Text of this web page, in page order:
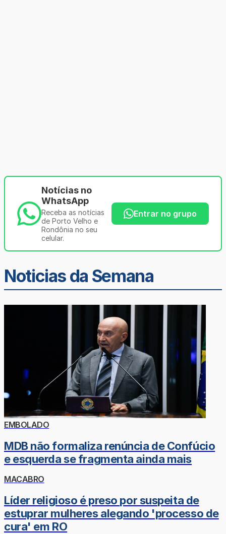
Notícias no
WhatsApp
Receba as notícias
de Porto Velho e
Rondônia no seu
celular.
Entrar no grupo
Noticias da Semana
EMBOLADO
MDB não formaliza renúncia de Confúcio
e esquerda se fragmenta ainda mais
MACABRO
Líder religioso é preso por suspeita de
estuprar mulheres alegando 'processo de
cura' em RO